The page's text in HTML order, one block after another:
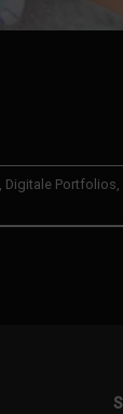
Digitale Portfolios